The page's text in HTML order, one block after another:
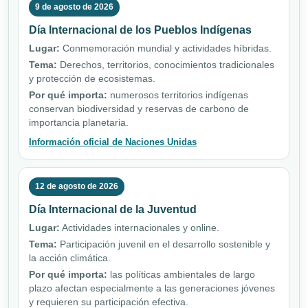
9 de agosto de 2026
Día Internacional de los Pueblos Indígenas
Lugar: Conmemoración mundial y actividades híbridas.
Tema: Derechos, territorios, conocimientos tradicionales
y protección de ecosistemas.
Por qué importa: numerosos territorios indígenas
conservan biodiversidad y reservas de carbono de
importancia planetaria.
Información oficial de Naciones Unidas
12 de agosto de 2026
Día Internacional de la Juventud
Lugar: Actividades internacionales y online.
Tema: Participación juvenil en el desarrollo sostenible y
la acción climática.
Por qué importa: las políticas ambientales de largo
plazo afectan especialmente a las generaciones jóvenes
y requieren su participación efectiva.